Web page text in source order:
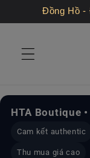
Đồng Hồ -
đến nội
HTA Boutique
Cam kết authentic
Thu mua giá cao